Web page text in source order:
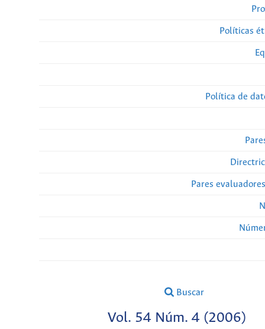
Políticas
Política de
Pares
Buscar
Vol. 54 Núm. 4 (2006)